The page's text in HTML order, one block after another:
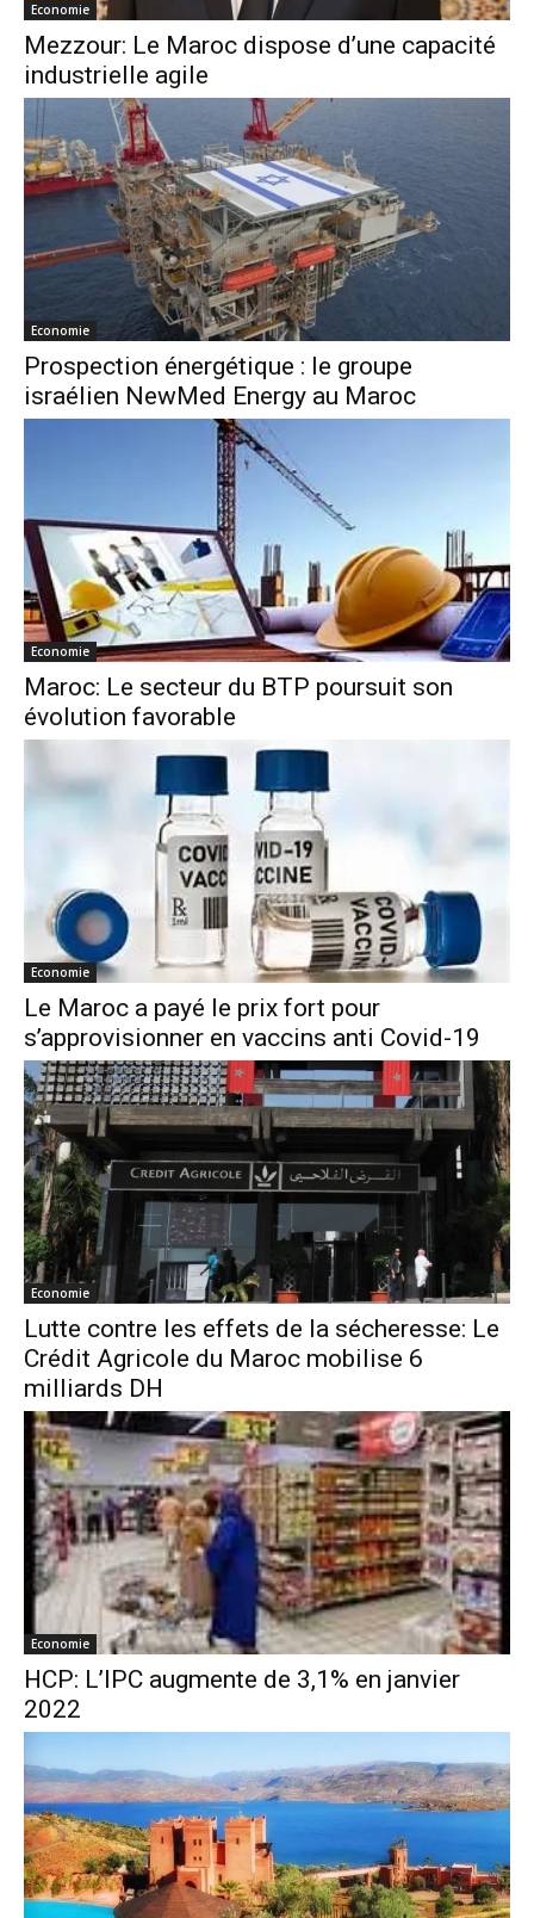
Economie
Mezzour: Le Maroc dispose d’une capacité
industrielle agile
Economie
Prospection énergétique : le groupe
israélien NewMed Energy au Maroc
Economie
Maroc: Le secteur du BTP poursuit son
évolution favorable
Economie
Le Maroc a payé le prix fort pour
s’approvisionner en vaccins anti Covid-19
Economie
Lutte contre les effets de la sécheresse: Le
Crédit Agricole du Maroc mobilise 6
milliards DH
Economie
HCP: L’IPC augmente de 3,1% en janvier
2022